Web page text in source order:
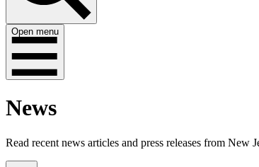
Open menu
News
Read recent news articles and press releases from New Jersey's Clean Energy Program.​​​​‌